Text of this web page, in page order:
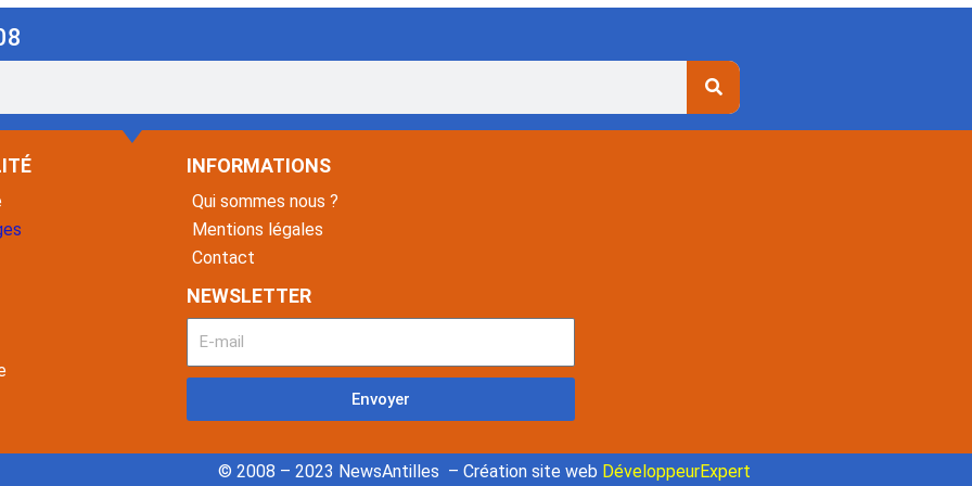
INFORMATIONS
Qui sommes nous ?
Mentions légales
Contact
NEWSLETTER
Envoyer
© 2008 – 2023 NewsAntilles – Création site web DéveloppeurExpert